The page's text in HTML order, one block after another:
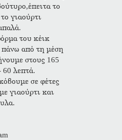
το
γιαούρτι
του κέικ
πάνω από τη μέση
στους 165
60 λεπτά.
σε φέτες
γιαούρτι και